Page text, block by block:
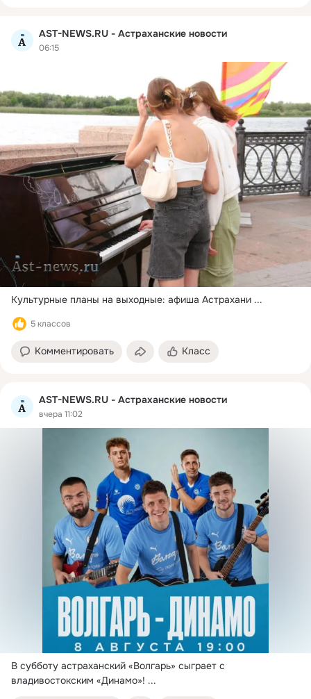
AST-NEWS.RU - Астраханские новости
06:15
Культурные планы на выходные: афиша Астрахани ...
5 классов
Комментировать Класс
AST-NEWS.RU - Астраханские новости
вчера 11:02
В субботу астраханский «Волгарь» сыграет с
владивостокским «Динамо»! ...